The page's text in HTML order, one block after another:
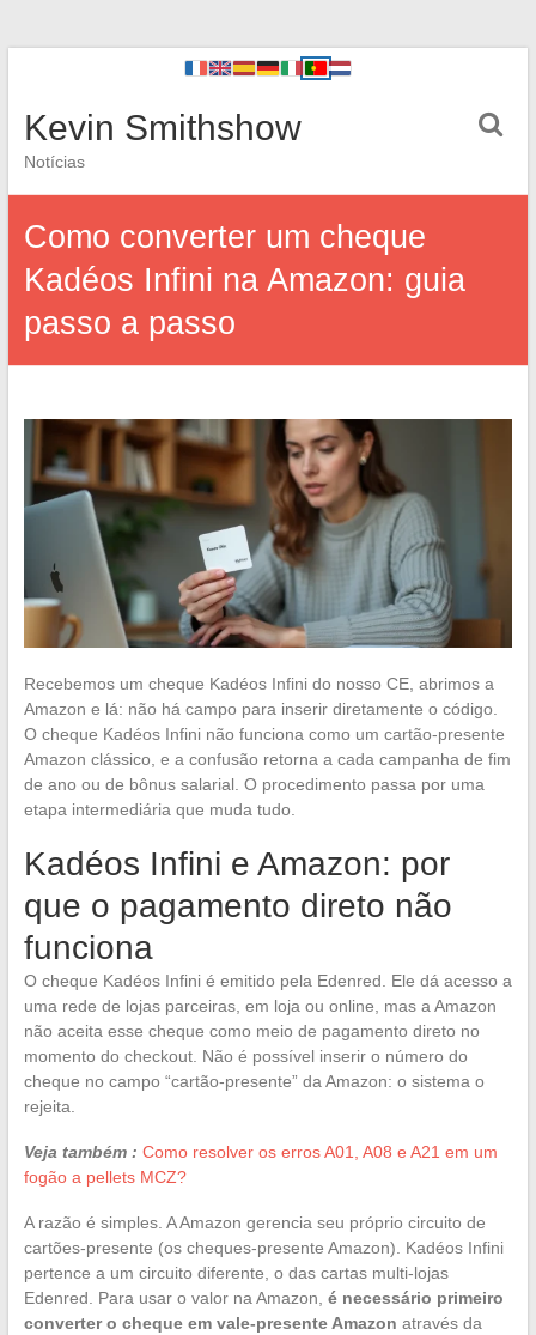
Kevin Smithshow
Notícias
Como converter um cheque
Kadéos Infini na Amazon: guia
passo a passo
Recebemos um cheque Kadéos Infini do nosso CE, abrimos a
Amazon e lá: não há campo para inserir diretamente o código.
O cheque Kadéos Infini não funciona como um cartão-presente
Amazon clássico, e a confusão retorna a cada campanha de fim
de ano ou de bônus salarial. O procedimento passa por uma
etapa intermediária que muda tudo.
Kadéos Infini e Amazon: por
que o pagamento direto não
funciona
O cheque Kadéos Infini é emitido pela Edenred. Ele dá acesso a
uma rede de lojas parceiras, em loja ou online, mas a Amazon
não aceita esse cheque como meio de pagamento direto no
momento do checkout. Não é possível inserir o número do
cheque no campo “cartão-presente” da Amazon: o sistema o
rejeita.
Veja também : Como resolver os erros A01, A08 e A21 em um
fogão a pellets MCZ?
A razão é simples. A Amazon gerencia seu próprio circuito de
cartões-presente (os cheques-presente Amazon). Kadéos Infini
pertence a um circuito diferente, o das cartas multi-lojas
Edenred. Para usar o valor na Amazon, é necessário primeiro
converter o cheque em vale-presente Amazon através da